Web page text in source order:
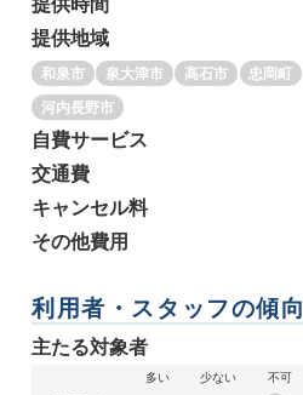
提供地域
和泉市 泉大津市 高石市 忠岡町
河内長野市
自費サービス
交通費
キャンセル料
その他費用
利用者・スタッフの傾向
主たる対象者
多い 少ない
不可